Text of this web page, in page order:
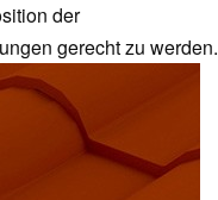
der
gerecht zu werden.